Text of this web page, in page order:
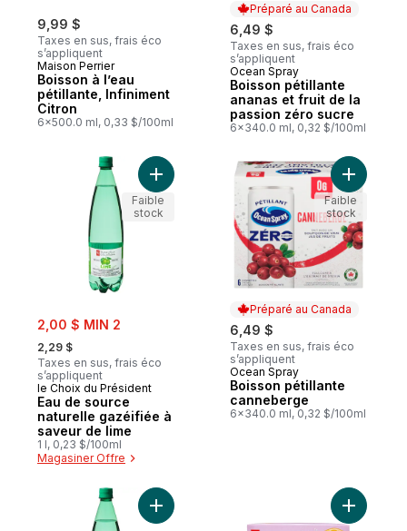
9,99 $
Taxes en sus, frais éco
s’appliquent
Maison Perrier
Boisson à l’eau
pétillante, Infiniment
Citron
6x500.0 ml, 0,33 $/100ml
Préparé au Canada
6,49 $
Taxes en sus, frais éco
s’appliquent
Préparé au Canada
Ocean Spray
Boisson pétillante
ananas et fruit de la
passion zéro sucre
6x340.0 ml, 0,32 $/100ml
sale:
2,00 $ MIN 2
, formerly:
2,29 $
Taxes en sus, frais éco
s’appliquent
le Choix du Président
Eau de source
naturelle gazéifiée à
saveur de lime
1 l, 0,23 $/100ml
Magasiner Offre
Ajouter Eau de source naturelle
Faible
stock
Préparé au Canada
6,49 $
Taxes en sus, frais éco
s’appliquent
Préparé au Canada
Ocean Spray
Boisson pétillante
canneberge
6x340.0 ml, 0,32 $/100ml
Ajouter
Faible
stock
Ajouter Eau de source naturelle